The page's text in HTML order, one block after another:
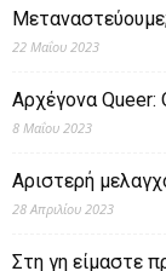
22 Μαΐου 2023
Αρχέγονα Queer:
8 Μαΐου 2023
Αριστερή
28 Απριλίου 2023
Στη γη είμαστε